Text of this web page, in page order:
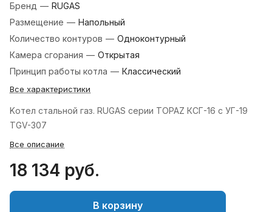
Бренд — RUGAS
Размещение — Напольный
Количество контуров — Одноконтурный
Камера сгорания — Открытая
Принцип работы котла — Классический
Все характеристики
Kотел стальной газ. RUGAS серии TOPAZ КСГ-16 с УГ-19
TGV-307
Все описание
18 134 руб.
В корзину